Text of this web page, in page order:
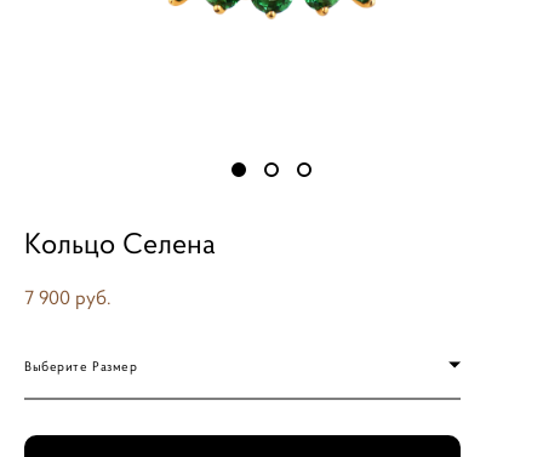
Кольцо Селена
7 900 pуб.
Выберите Размер